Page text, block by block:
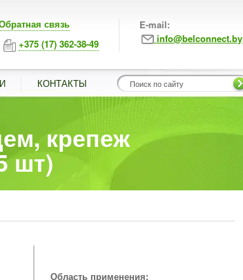
связь
+375 (17) 362-38-49
E-mail:
info@belconnect.by
КОНТАКТЫ
крепеж
шт)
Область применения: